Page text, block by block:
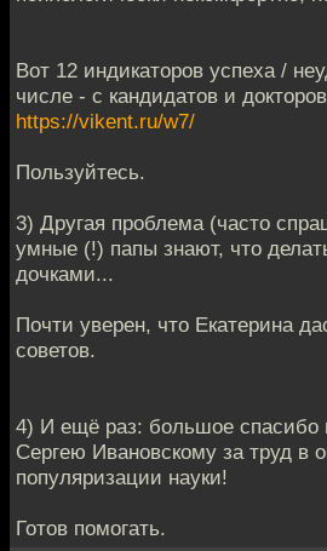
Вот 12 индикаторов успеха /
числе - с кандидатов и
https://vikent.ru/w7/
Пользуйтесь.
3) Другая проблема (часто
умные (!) папы знают, что
дочками...
Почти уверен, что Екатерина
советов.
4) И ещё раз: большое спасибо
Сергею Ивановскому за труд в
популяризации науки!
Готов помогать.